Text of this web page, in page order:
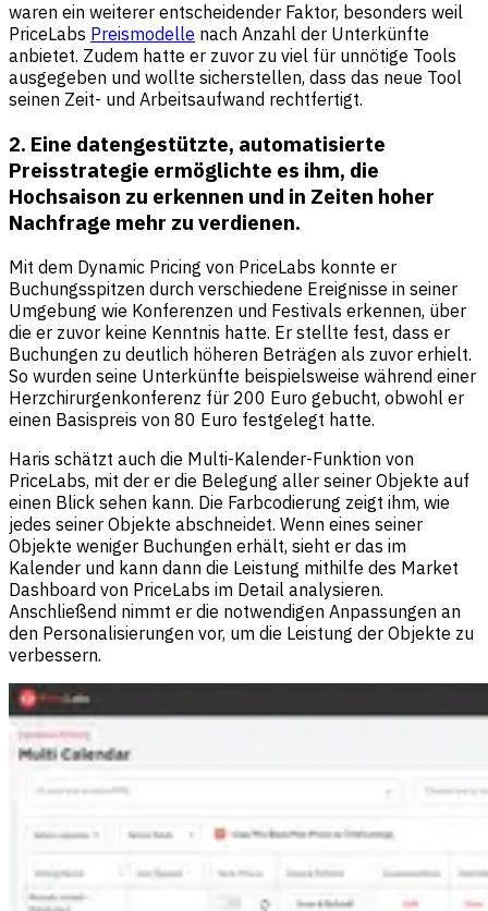
waren ein weiterer entscheidender Faktor, besonders weil
PriceLabs Preismodelle nach Anzahl der Unterkünfte
anbietet. Zudem hatte er zuvor zu viel für unnötige Tools
ausgegeben und wollte sicherstellen, dass das neue Tool
seinen Zeit- und Arbeitsaufwand rechtfertigt.
2. Eine datengestützte, automatisierte
Preisstrategie ermöglichte es ihm, die
Hochsaison zu erkennen und in Zeiten hoher
Nachfrage mehr zu verdienen.
Mit dem Dynamic Pricing von PriceLabs konnte er
Buchungsspitzen durch verschiedene Ereignisse in seiner
Umgebung wie Konferenzen und Festivals erkennen, über
die er zuvor keine Kenntnis hatte. Er stellte fest, dass er
Buchungen zu deutlich höheren Beträgen als zuvor erhielt.
So wurden seine Unterkünfte beispielsweise während einer
Herzchirurgenkonferenz für 200 Euro gebucht, obwohl er
einen Basispreis von 80 Euro festgelegt hatte.
Haris schätzt auch die Multi-Kalender-Funktion von
PriceLabs, mit der er die Belegung aller seiner Objekte auf
einen Blick sehen kann. Die Farbcodierung zeigt ihm, wie
jedes seiner Objekte abschneidet. Wenn eines seiner
Objekte weniger Buchungen erhält, sieht er das im
Kalender und kann dann die Leistung mithilfe des Market
Dashboard von PriceLabs im Detail analysieren.
Anschließend nimmt er die notwendigen Anpassungen an
den Personalisierungen vor, um die Leistung der Objekte zu
verbessern.